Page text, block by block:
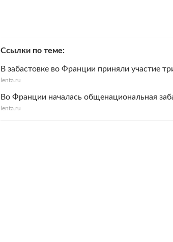
Ссылки по теме
В забастовке во Франции приняли участие
lenta.ru
Во Франции началась общенациональная
lenta.ru